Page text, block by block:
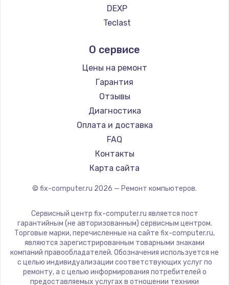
DEXP
Teclast
Beelink
CHUWI
О сервисе
Цены на ремонт
Гарантия
Отзывы
Диагностика
Оплата и доставка
FAQ
Контакты
Карта сайта
© fix-computer.ru 2026 — Ремонт компьютеров.
Сервисный центр fix-computer.ru является пост
гарантийным (не авторизованным) сервисным центром.
Торговые марки, перечисленные на сайте fix-computer.ru,
являются зарегистрированным товарными знаками
компаний правообладателей. Обозначения используется не
с целью индивидуализации соответствующих услуг по
ремонту, а с целью информирования потребителей о
предоставляемых услугах в отношении техники